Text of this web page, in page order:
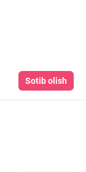
Sotib olish